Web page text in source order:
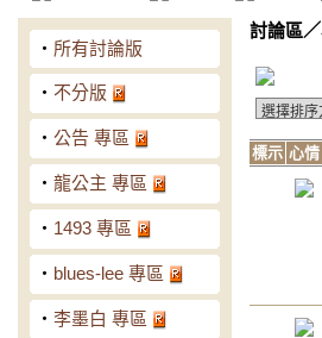
‧ 所有討論版
‧ 不分版
‧ 公告 專區
‧ 龍公主 專區
‧ 1493 專區
‧ blues-lee 專區
‧ 李墨白 專區
討論區／
標示 心情